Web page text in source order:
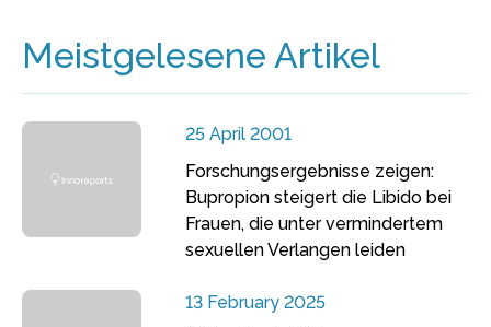
Meistgelesene Artikel
25 April 2001
Forschungsergebnisse zeigen:
Bupropion steigert die Libido bei
Frauen, die unter vermindertem
sexuellen Verlangen leiden
13 February 2025